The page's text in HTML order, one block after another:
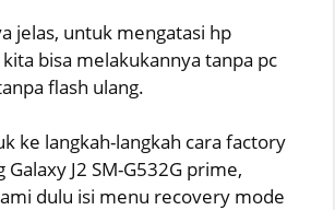
jelas, untuk mengatasi hp
bisa melakukannya tanpa pc
flash ulang.
ke langkah-langkah cara factory
Galaxy J2 SM-G532G prime,
dulu isi menu recovery mode